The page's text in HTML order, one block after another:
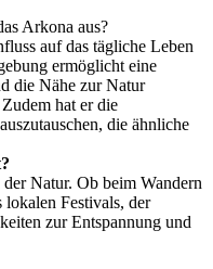
Arkona aus?
auf das tägliche Leben
ermöglicht eine
die Nähe zur Natur
hat er die
die ähnliche
Natur. Ob beim Wandern
lokalen Festivals, der
zur Entspannung und